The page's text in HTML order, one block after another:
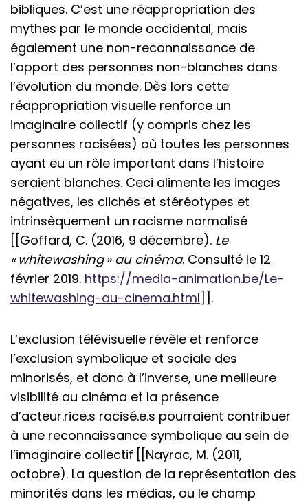
bibliques. C’est une réappropriation des
mythes par le monde occidental, mais
également une non-reconnaissance de
l’apport des personnes non-blanches dans
l’évolution du monde. Dès lors cette
réappropriation visuelle renforce un
imaginaire collectif (y compris chez les
personnes racisées) où toutes les personnes
ayant eu un rôle important dans l’histoire
seraient blanches. Ceci alimente les images
négatives, les clichés et stéréotypes et
intrinsèquement un racisme normalisé
[[Goffard, C. (2016, 9 décembre). Le
« whitewashing » au cinéma. Consulté le 12
février 2019. https://media-animation.be/Le-
whitewashing-au-cinema.html ]].
L’exclusion télévisuelle révèle et renforce
l’exclusion symbolique et sociale des
minorisés, et donc à l’inverse, une meilleure
visibilité au cinéma et la présence
d’acteur.rice.s racisé.e.s pourraient contribuer
à une reconnaissance symbolique au sein de
l’imaginaire collectif [[Nayrac, M. (2011,
octobre). La question de la représentation des
minorités dans les médias, ou le champ